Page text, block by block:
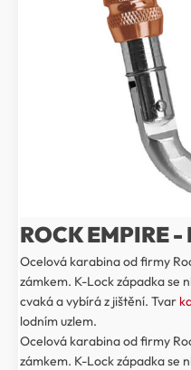
ROCK EMPIRE
Ocelová karabina od firmy
zámkem. K-Lock západka se
cvaká a vybírá z jištění. Tvar
lodním uzlem.
Ocelová karabina od firmy
zámkem. K-Lock západka se